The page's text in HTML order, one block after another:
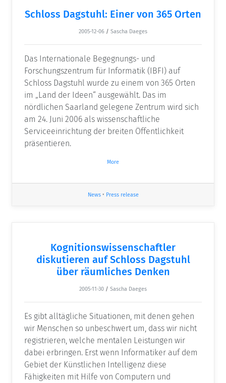
Schloss Dagstuhl: Einer von 365 Orten
2005-12-06 / Sascha Daeges
Das Internationale Begegnungs- und
Forschungszentrum für Informatik (IBFI) auf
Schloss Dagstuhl wurde zu einem von 365 Orten
im „Land der Ideen“ ausgewählt. Das im
nördlichen Saarland gelegene Zentrum wird sich
am 24. Juni 2006 als wissenschaftliche
Serviceeinrichtung der breiten Öffentlichkeit
präsentieren.
More
News• Press release
Kognitionswissenschaftler
diskutieren auf Schloss Dagstuhl
über räumliches Denken
2005-11-30 / Sascha Daeges
Es gibt alltägliche Situationen, mit denen gehen
wir Menschen so unbeschwert um, dass wir nicht
registrieren, welche mentalen Leistungen wir
dabei erbringen. Erst wenn Informatiker auf dem
Gebiet der Künstlichen Intelligenz diese
Fähigkeiten mit Hilfe von Computern und